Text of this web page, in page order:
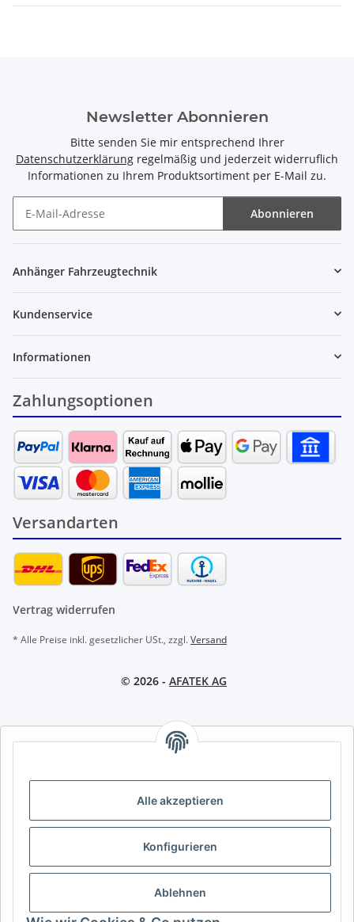
Alle akzeptieren
Konfigurieren
Ablehnen
Newsletter Abonnieren
Bitte senden Sie mir entsprechend Ihrer
Datenschutzerklärung regelmäßig und jederzeit widerruflich
Informationen zu Ihrem Produktsortiment per E-Mail zu.
Abonnieren
Anhänger Fahrzeugtechnik
Kundenservice
Informationen
Zahlungsoptionen
Versandarten
Vertrag widerrufen
* Alle Preise inkl. gesetzlicher USt., zzgl.Versand
© 2026 - AFATEK AG
AFATEK INTERNATIONAL – SELECT REGION & LANGUAGE |
AT CH (DE)
FR IT ES DK PL
USA
SE FI CZ